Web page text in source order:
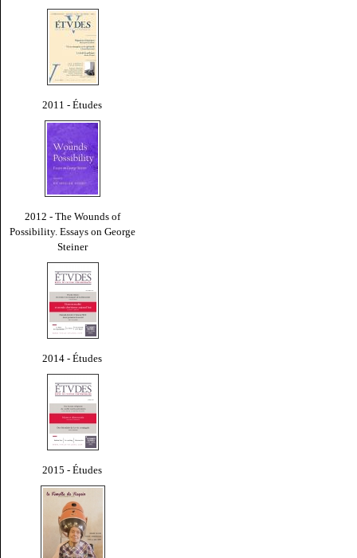
2011 - Études
2012 - The Wounds of
Possibility. Essays on George
Steiner
2014 - Études
2015 - Études